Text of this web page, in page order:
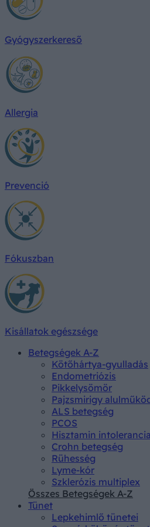
Gyógyszerkereső
Allergia
Prevenció
Fókuszban
Kisállatok egészsége
Betegségek A-Z
Kötőhártya-gyulladás
Endometriózis
Pikkelysömör
Pajzsmirigy
ALS betegség
PCOS
Hisztamin intolerancia
Crohn betegség
Rühesség
Lyme-kór
Szklerózis multiplex
Összes Betegségek A-Z
Tünet
Lepkehimlő tünetei